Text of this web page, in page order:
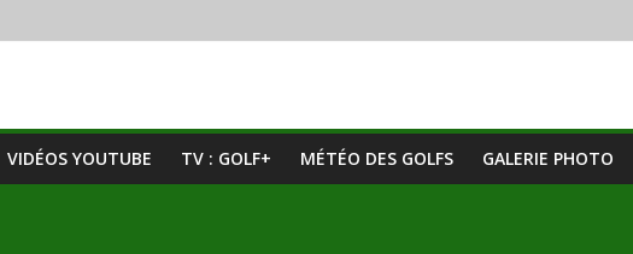
VIDÉOS YOUTUBE TV : GOLF+ MÉTÉO DES GOLFS GALERIE PHOTO